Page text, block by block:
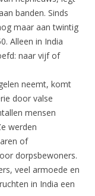
banden. Sinds
maar aan twintig
Alleen in India
naar vijf of
neemt, komt
door valse
mensen
werden
of
dorpsbewoners.
veel armoede en
in India een